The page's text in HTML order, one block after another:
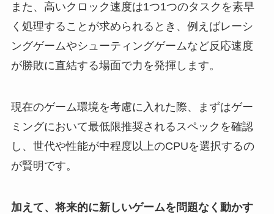
また、高いクロック速度は1つ1つのタスクを素早
く処理することが求められるとき、例えばレーシ
ングゲームやシューティングゲームなど反応速度
が勝敗に直結する場面で力を発揮します。
現在のゲーム環境を考慮に入れた際、まずはゲー
ミングにおいて最低限推奨されるスペックを確認
し、世代や性能が中程度以上のCPUを選択するの
が賢明です。
加えて、将来的に新しいゲームを問題なく動かす